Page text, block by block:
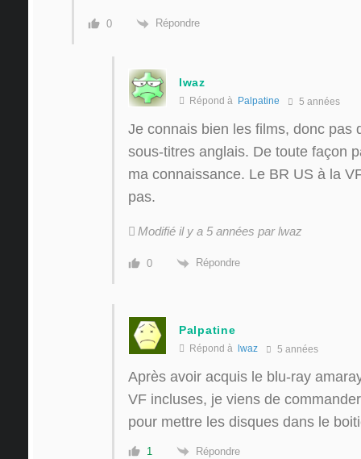
0 Répondre
lwaz
Répond à Palpatine 5 années
Je connais bien les films, donc pas
sous-titres anglais. De toute façon
ma connaissance. Le BR US à la
pas.
Modifié il y a 5 années par lwaz
0 Répondre
Palpatine
Répond à lwaz 5 années
Après avoir acquis le blu-ray
VF incluses, je viens de
pour mettre les disques dans le
1 Répondre